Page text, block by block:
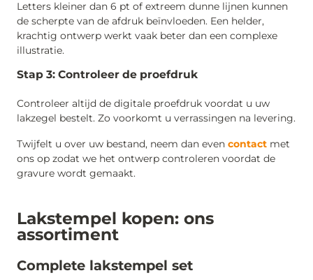
Letters kleiner dan 6 pt of extreem dunne lijnen kunnen
de scherpte van de afdruk beïnvloeden. Een helder,
krachtig ontwerp werkt vaak beter dan een complexe
illustratie.
Stap 3: Controleer de proefdruk
Controleer altijd de digitale proefdruk voordat u uw
lakzegel bestelt. Zo voorkomt u verrassingen na levering.
Twijfelt u over uw bestand, neem dan even contact met
ons op zodat we het ontwerp controleren voordat de
gravure wordt gemaakt.
Lakstempel kopen: ons
assortiment
Complete lakstempel set